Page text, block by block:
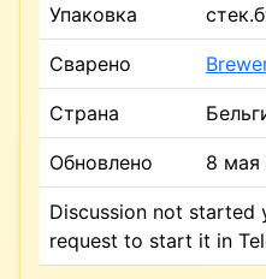
Упаковка
Сварено
Страна
Обновлено 8 мая
Discussion not started
request to start it in